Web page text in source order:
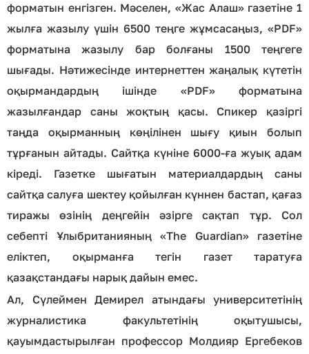
форматын енгізген. Мәселен, «Жас Алаш» газетіне 1
жылға жазылу үшін 6500 теңге жұмсасаңыз, «PDF»
форматына жазылу бар болғаны 1500 теңгеге
шығады. Нәтижесінде интернеттен жаңалық күтетін
оқырмандардың ішінде «PDF» форматына
жазылғандар саны жоқтың қасы. Спикер қазіргі
таңда оқырманның көңілінен шығу қиын болып
тұрғанын айтады. Сайтқа күніне 6000-ға жуық адам
кіреді. Газетке шығатын материалдардың саны
сайтқа салуға шектеу қойылған күннен бастап, қағаз
тиражы өзінің деңгейін әзірге сақтап тұр. Сол
себепті Ұлыбританияның «The Guardian» газетіне
еліктеп, оқырманға тегін газет таратуға
қазақстандағы нарық дайын емес.
Ал, Сүлеймен Демирел атындағы университетінің
журналистика факультетінің оқытушысы,
қауымдастырылған профессор Молдияр Ергебеков